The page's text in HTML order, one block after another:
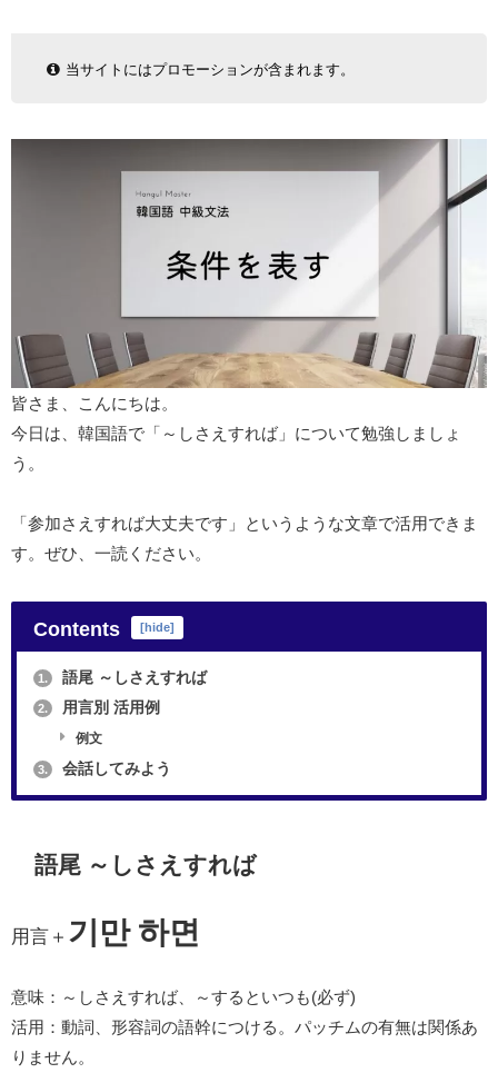
当サイトにはプロモーションが含まれます。
皆さま、こんにちは。
今日は、韓国語で「～しさえすれば」について勉強しましょ
う。
「参加さえすれば大丈夫です」というような文章で活用できま
す。ぜひ、一読ください。
Contents hide
1. 語尾 ～しさえすれば
2. 用言別 活用例
例文
3. 会話してみよう
語尾 ～しさえすれば
用言＋ 기만 하면
意味：～しさえすれば、～するといつも(必ず)
活用：動詞、形容詞の語幹につける。パッチムの有無は関係あ
りません。